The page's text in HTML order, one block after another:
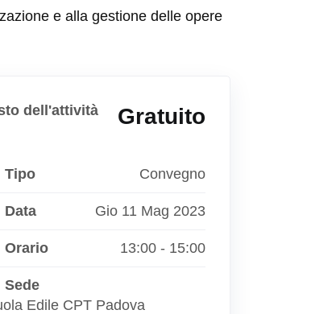
e alla gestione delle opere
dell'attività Gratuito
Tipo Convegno
Data Gio 11 Mag 2023
Orario 13:00 - 15:00
Sede
Edile CPT Padova